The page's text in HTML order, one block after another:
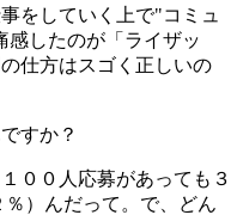
をしていく上で"コミュ
感したのが「ライザッ
仕方はスゴく正しいの
すか？
００人応募があっても３
）んだって。で、どん